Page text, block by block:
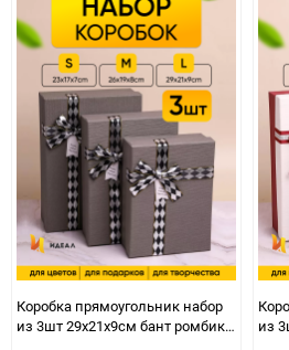
Коробка прямоугольник набор
из 3шт 29х21х9см бант ромбик
из 3шт 29х21х9см крышка